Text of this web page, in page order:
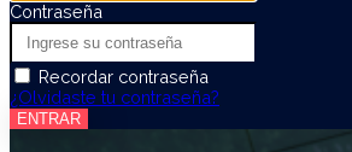
Contraseña
Recordar contraseña
¿Olvidaste tu contraseña?
ENTRAR